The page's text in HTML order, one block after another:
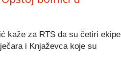
kaže za RTS da su četiri ekipe
i Knjaževca koje su